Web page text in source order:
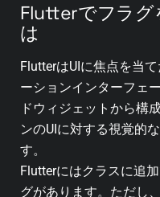
Flutterでフラグ
は
FlutterはUIに焦点を当
ーションインターフェ
ドウィジェットから構
ンのUIに対する視覚的
す。
Flutterにはクラスに追
グがあります。ただし